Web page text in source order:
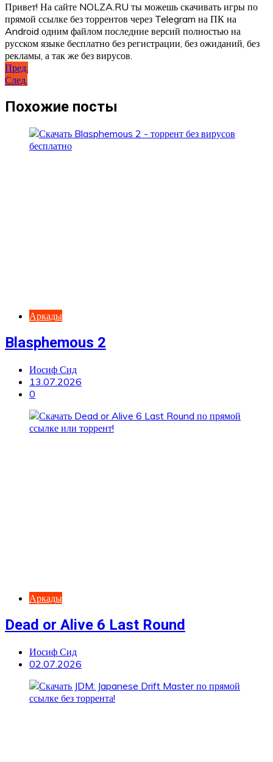
Привет! На сайте NOLZA.RU ты можешь скачивать игры по
прямой ссылке без торрентов через Telegram на ПК на
Android одним файлом последние версий полностью на
русском языке бесплатно без регистрации, без ожиданий, без
рекламы, а так же без вирусов.
Навигация
по
записям
Пред.
След.
Похожие посты
Аркады
Blasphemous 2
Иосиф Сид
13.07.2026
0
Аркады
Dead or Alive 6 Last Round
Иосиф Сид
02.07.2026